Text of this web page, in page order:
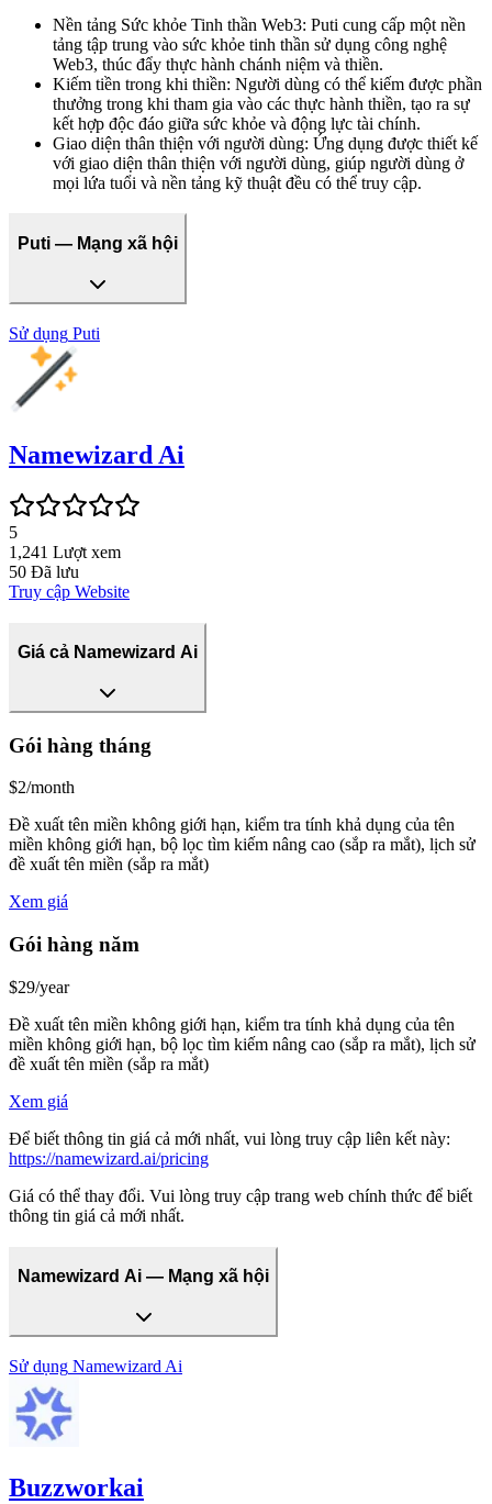
Nền tảng Sức khỏe Tinh thần Web3: Puti cung cấp một nền
tảng tập trung vào sức khỏe tinh thần sử dụng công nghệ
Web3, thúc đẩy thực hành chánh niệm và thiền.
Kiếm tiền trong khi thiền: Người dùng có thể kiếm được phần
thưởng trong khi tham gia vào các thực hành thiền, tạo ra sự
kết hợp độc đáo giữa sức khỏe và động lực tài chính.
Giao diện thân thiện với người dùng: Ứng dụng được thiết kế
với giao diện thân thiện với người dùng, giúp người dùng ở
mọi lứa tuổi và nền tảng kỹ thuật đều có thể truy cập.
Puti — Mạng xã hội
Sử dụng Puti
Namewizard Ai
5
1,241 Lượt xem
50 Đã lưu
Truy cập Website
Giá cả Namewizard Ai
Gói hàng tháng
$2/month
Đề xuất tên miền không giới hạn, kiểm tra tính khả dụng của tên
miền không giới hạn, bộ lọc tìm kiếm nâng cao (sắp ra mắt), lịch sử
đề xuất tên miền (sắp ra mắt)
Xem giá
Gói hàng năm
$29/year
Đề xuất tên miền không giới hạn, kiểm tra tính khả dụng của tên
miền không giới hạn, bộ lọc tìm kiếm nâng cao (sắp ra mắt), lịch sử
đề xuất tên miền (sắp ra mắt)
Xem giá
Để biết thông tin giá cả mới nhất, vui lòng truy cập liên kết này:
https://namewizard.ai/pricing
Giá có thể thay đổi. Vui lòng truy cập trang web chính thức để biết
thông tin giá cả mới nhất.
Namewizard Ai — Mạng xã hội
Sử dụng Namewizard Ai
Buzzworkai